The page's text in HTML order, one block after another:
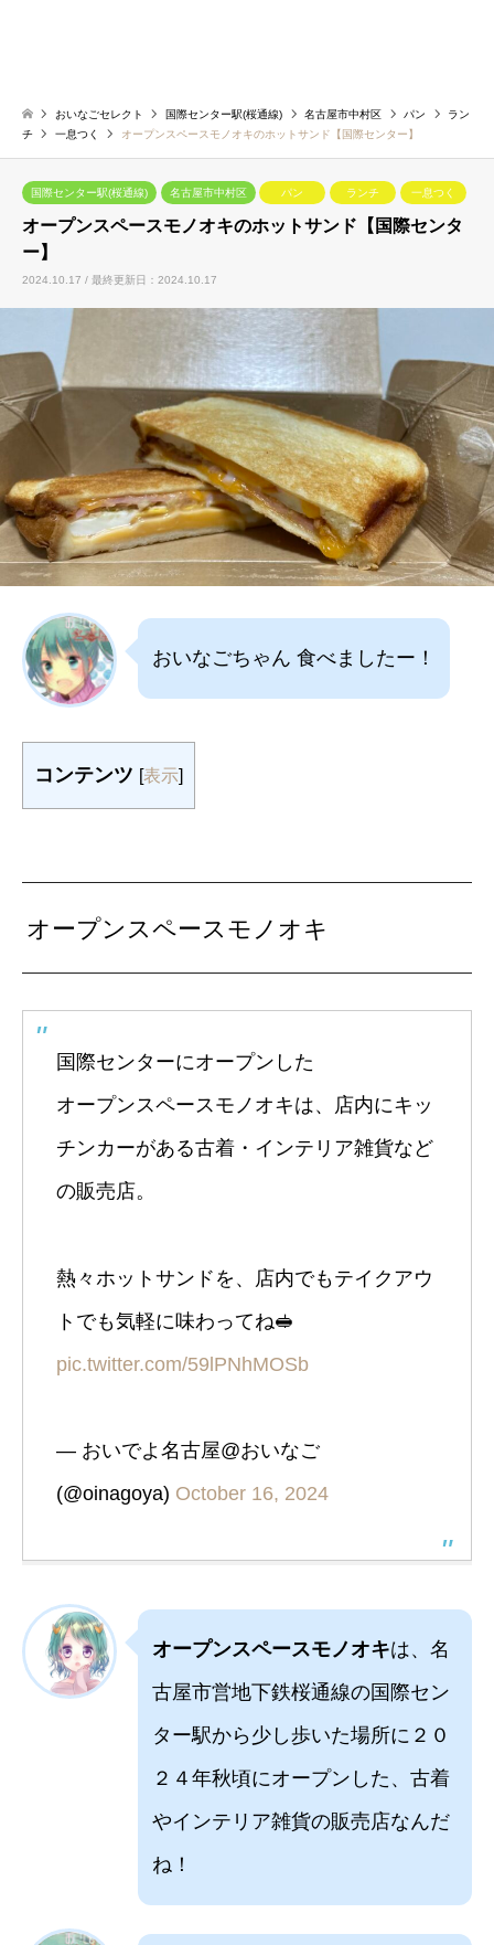
おいなごセレクト 国際センター駅(桜通線) 名古屋市中村区 パン
ラン
チ
一息つく オープンスペースモノオキのホットサンド【国際センター】
国際センター駅(桜通線) 名古屋市中村区 パン ランチ 一息つく
オープンスペースモノオキのホットサンド【国際センタ
ー】
2024.10.17 / 最終更新日：2024.10.17
おいなごちゃん 食べましたー！
コンテンツ [表示]
オープンスペースモノオキ
国際センターにオープンした
オープンスペースモノオキは、店内にキッ
チンカーがある古着・インテリア雑貨など
の販売店。
熱々ホットサンドを、店内でもテイクアウ
トでも気軽に味わってね🥪
pic.twitter.com/59lPNhMOSb
— おいでよ名古屋@おいなご
(@oinagoya) October 16, 2024
オープンスペースモノオキは、名
古屋市営地下鉄桜通線の国際セン
ター駅から少し歩いた場所に２０
２４年秋頃にオープンした、古着
やインテリア雑貨の販売店なんだ
ね！